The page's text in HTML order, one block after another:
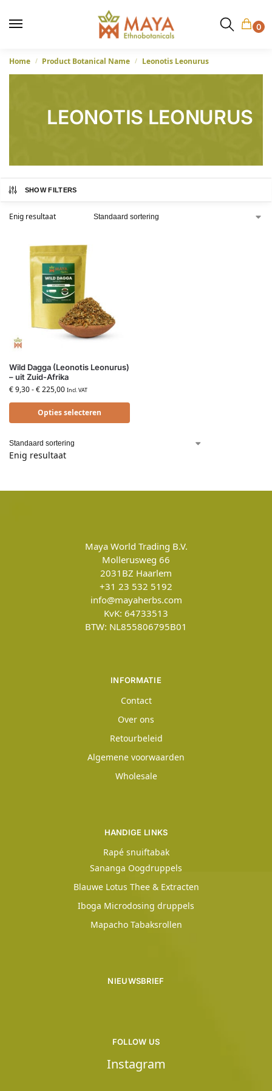
0
Home / Product Botanical Name / Leonotis Leonurus
LEONOTIS LEONURUS
SHOW FILTERS
Enig resultaat
Wild Dagga (Leonotis Leonurus)
– uit Zuid-Afrika
€9,30-€225,00 Incl. VAT
Opties selecteren
Enig resultaat
Maya World Trading B.V.
Mollerusweg 66
2031BZ Haarlem
+31 23 532 5192
info@mayaherbs.com
KvK: 64733513
BTW: NL855806795B01
INFORMATIE
Contact
Over ons
Retourbeleid
Algemene voorwaarden
Wholesale
HANDIGE LINKS
Rapé snuiftabak
Sananga Oogdruppels
Blauwe Lotus Thee & Extracten
Iboga Microdosing druppels
Mapacho Tabaksrollen
NIEUWSBRIEF
FOLLOW US
Instagram